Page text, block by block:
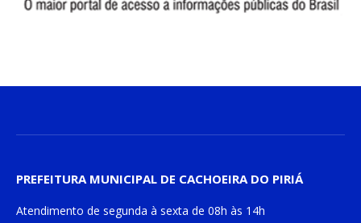
PREFEITURA MUNICIPAL DE CACHOEIRA DO PIRIÁ
Atendimento de segunda à sexta de 08h às 14h